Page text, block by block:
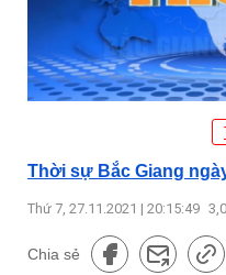
Thời sự Bắc Giang
Thứ 7, 27.11.2021 | 20:15:49
Chia sẻ